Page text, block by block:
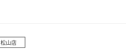
松山店